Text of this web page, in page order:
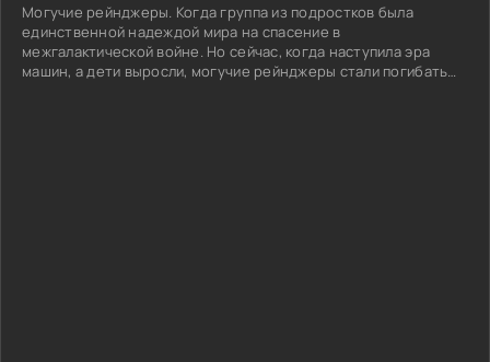
Могучие рейнджеры. Когда группа из подростков была
единственной надеждой мира на спасение в
межгалактической войне. Но сейчас, когда наступила эра
машин, а дети выросли, могучие рейнджеры стали погибать